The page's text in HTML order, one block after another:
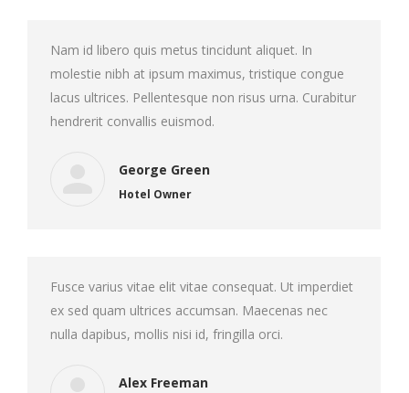
Nam id libero quis metus tincidunt aliquet. In
molestie nibh at ipsum maximus, tristique congue
lacus ultrices. Pellentesque non risus urna. Curabitur
hendrerit convallis euismod.
George Green
Hotel Owner
Fusce varius vitae elit vitae consequat. Ut imperdiet
ex sed quam ultrices accumsan. Maecenas nec
nulla dapibus, mollis nisi id, fringilla orci.
Alex Freeman